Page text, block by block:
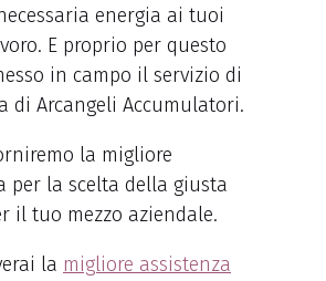
energia ai tuoi
E proprio per questo
in campo il servizio di
di Arcangeli Accumulatori.
la migliore
per la scelta della giusta
il tuo mezzo aziendale.
la migliore assistenza